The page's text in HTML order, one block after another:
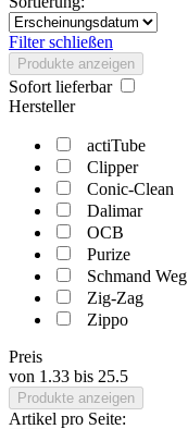
Filter schließen
Produkte anzeigen
Sofort lieferbar
Hersteller
actiTube
Clipper
Conic-Clean
Dalimar
OCB
Purize
Schmand Weg
Zig-Zag
Zippo
Preis
von 1.33 bis 25.5
Produkte anzeigen
Artikel pro Seite: